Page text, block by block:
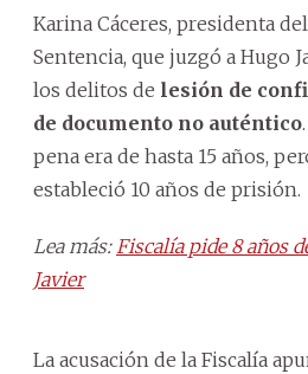
Karina Cáceres, presidenta
Sentencia, que juzgó a Hugo
los delitos de lesión de
de documento no auténtico
pena era de hasta 15 años,
estableció 10 años de prisión.
Lea más: Fiscalía pide 8 años
Javier
La acusación de la Fiscalía